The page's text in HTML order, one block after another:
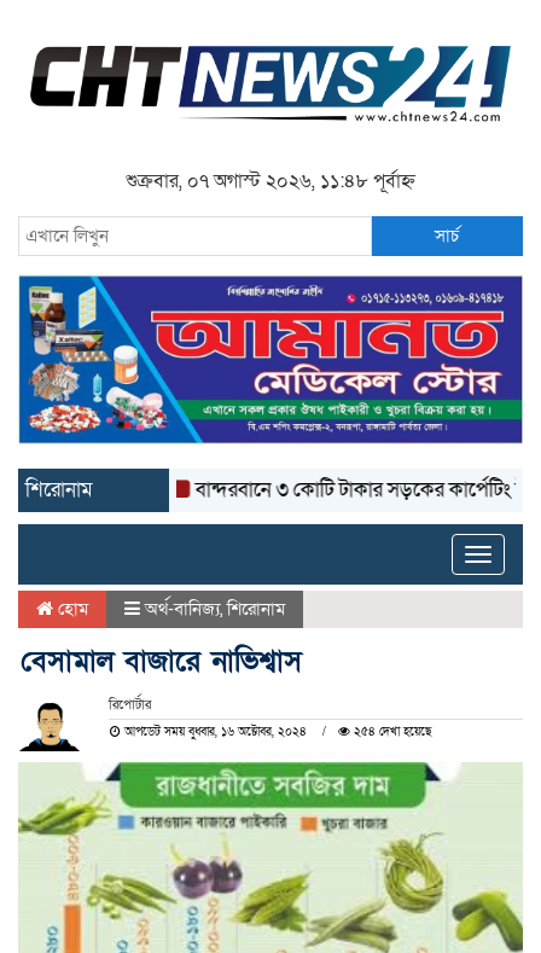
শুক্রবার, ০৭ অগাস্ট ২০২৬, ১১:৪৮ পূর্বাহ্ন
সার্চ
শিরোনাম বান্দরবানে ৩ কোটি টাকার সড়কের কার্পেটিং উঠে যাচ্ছে
Toggle
হোম অর্থ-বানিজ্য,শিরোনাম
বেসামাল বাজারে নাভিশ্বাস
রিপোর্টার
আপডেট সময় বুধবার, ১৬ অক্টোবর, ২০২৪ ২৫৪ দেখা হয়েছে